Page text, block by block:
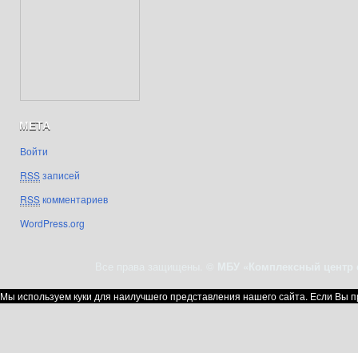
МЕТА
Войти
RSSзаписей
RSSкомментариев
WordPress.org
Мы используем куки для наилучшего представления нашего сайта. Если Вы